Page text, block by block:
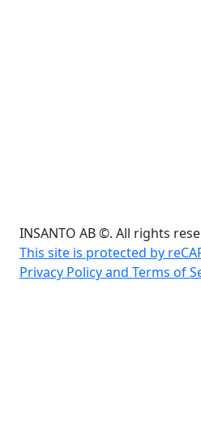
INSANTO AB ©. All rights
This site is protected by
Privacy Policy and Terms of